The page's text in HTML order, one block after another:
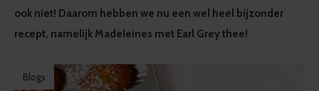
ook niet! Daarom hebben we nu een wel heel bijzonder
recept, namelijk Madeleines met Earl Grey thee!
Blogs